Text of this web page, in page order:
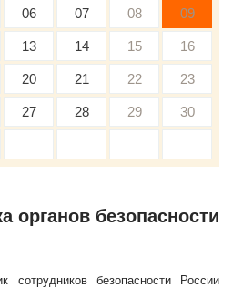
06 07 08 09
13 14 15 16
20 21 22 23
27 28 29 30
органов безопасности
сотрудников безопасности России